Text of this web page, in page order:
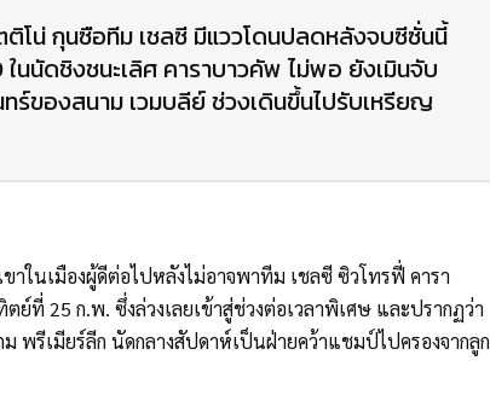
ติโน่ กุนซือทีม เชลซี มีแววโดนปลดหลังจบซีซั่นนี้
นัดชิงชนะเลิศ คาราบาวคัพ ไม่พอ ยังเมินจับ
ของสนาม เวมบลีย์ ช่วงเดินขึ้นไปรับเหรียญ
าในเมืองผู้ดีต่อไปหลังไม่อาจพาทีม เชลซี ซิวโทรฟี่ คารา
ย์ที่ 25 ก.พ. ซึ่งล่วงเลยเข้าสู่ช่วงต่อเวลาพิเศษ และปรากฏว่า
พรีเมียร์ลีก นัดกลางสัปดาห์เป็นฝ่ายคว้าแชมป์ไปครองจากลูก